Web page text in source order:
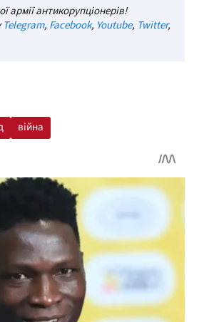
армії антикорупціонерів!
Telegram, Facebook, Youtube, Twitter,
війна